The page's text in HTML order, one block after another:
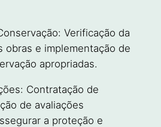
Verificação da
obras e implementação de
apropriadas.
Contratação de
de avaliações
a proteção e